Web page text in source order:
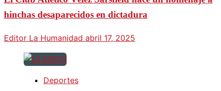
hinchas desaparecidos en dictadura
Editor La Humanidad abril 17, 2025
Deportes